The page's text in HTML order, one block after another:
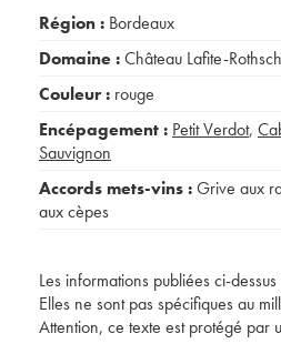
Région : Bordeaux
Domaine :Château Lafite-
Couleur : rouge
Encépagement : Petit Verdot,
Sauvignon
Accords mets-vins :Grive aux
aux cèpes
Les informations publiées ci-
Elles ne sont pas spécifiques au
Attention, ce texte est protégé par